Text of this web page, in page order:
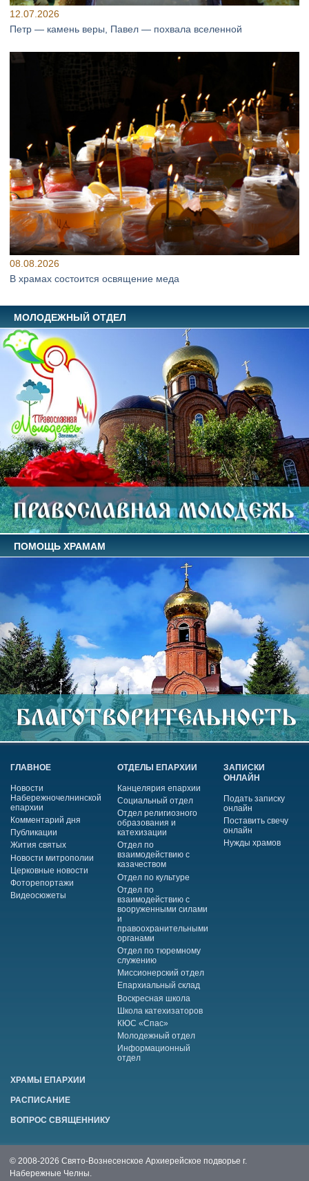
12.07.2026
Петр — камень веры, Павел — похвала вселенной
08.08.2026
В храмах состоится освящение меда
МОЛОДЕЖНЫЙ ОТДЕЛ
ПОМОЩЬ ХРАМАМ
ГЛАВНОЕ
Новости
Набережночелнинской
епархии
Комментарий дня
Публикации
Жития святых
Новости митрополии
Церковные новости
Фоторепортажи
Видеосюжеты
ОТДЕЛЫ ЕПАРХИИ
Канцелярия епархии
Социальный отдел
Отдел религиозного
образования и
катехизации
Отдел по
взаимодействию с
казачеством
Отдел по культуре
Отдел по
взаимодействию с
вооруженными силами
и
правоохранительными
органами
Отдел по тюремному
служению
Миссионерский отдел
Епархиальный склад
Воскресная школа
Школа катехизаторов
КЮС «Спас»
Молодежный отдел
Информационный
отдел
ЗАПИСКИ
ОНЛАЙН
Подать записку
онлайн
Поставить свечу
онлайн
Нужды храмов
ХРАМЫ ЕПАРХИИ
РАСПИСАНИЕ
ВОПРОС СВЯЩЕННИКУ
© 2008-2026 Свято-Вознесенское Архиерейское подворье г.
Набережные Челны.